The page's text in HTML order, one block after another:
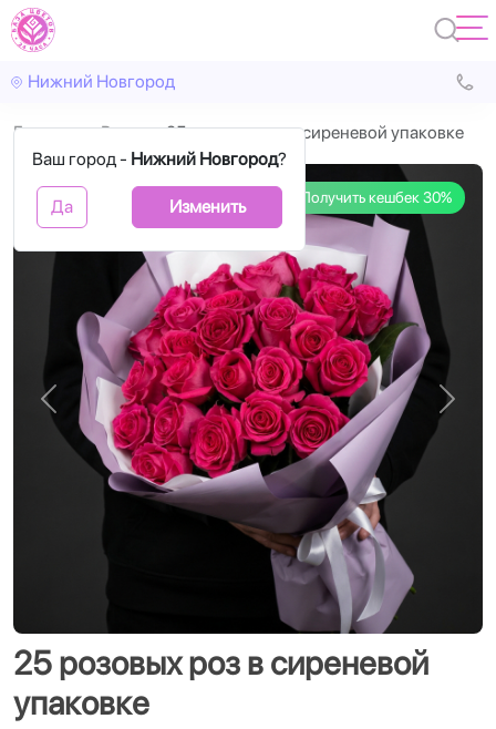
Нижний Новгород
Ваш город - Нижний Новгород?
Да Изменить
Главная Розы 25 розовых роз в сиреневой упаковке
Получить кешбек 30%
Назад
25 розовых роз в сиреневой
упаковке